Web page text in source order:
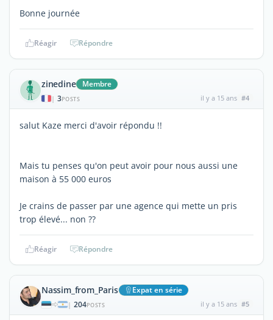
Bonne journée
Réagir Répondre
zinedine Membre
| 3POSTS il y a 15 ans #4
salut Kaze merci d'avoir répondu !!
Mais tu penses qu'on peut avoir pour nous aussi une
maison à 55 000 euros
Je crains de passer par une agence qui mette un pris
trop élevé... non ??
Réagir Répondre
Nassim_from_Paris Expat en série
| 204POSTS il y a 15 ans #5